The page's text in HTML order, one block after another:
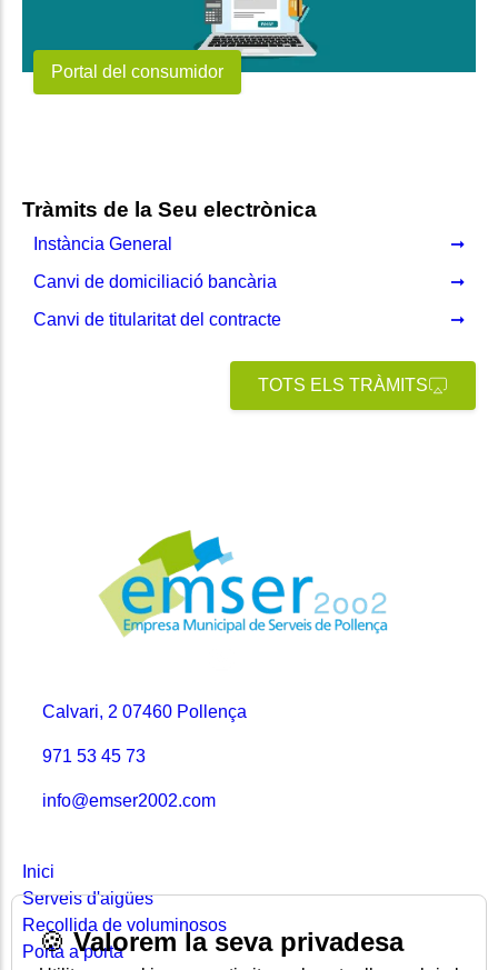
Portal del consumidor
Tràmits de la Seu electrònica
Instància General
Canvi de domiciliació bancària
Canvi de titularitat del contracte
TOTS ELS TRÀMITS
Calvari, 2 07460 Pollença
971 53 45 73
info@emser2002.com
Inici
Serveis d'aigües
Recollida de voluminosos
Porta a porta
🍪Valorem la seva privadesa